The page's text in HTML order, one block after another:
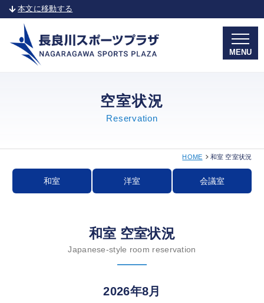
本文に移動する
空室状況
Reservation
HOME 和室 空室状況
和室 洋室 会議室
和室 空室状況
Japanese-style room reservation
2026年8月
MENU